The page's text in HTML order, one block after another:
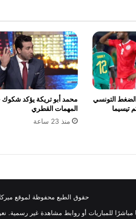
التونسي
تيسيما
محمد أبو تريكة يؤكد شكوك
المهمات القطري
منذ 23 ساعة
حقوق الطبع محفوظة لموقع ميركاتو
مباشرًا للمباريات أو روابط مشاهدة غير رسمية.